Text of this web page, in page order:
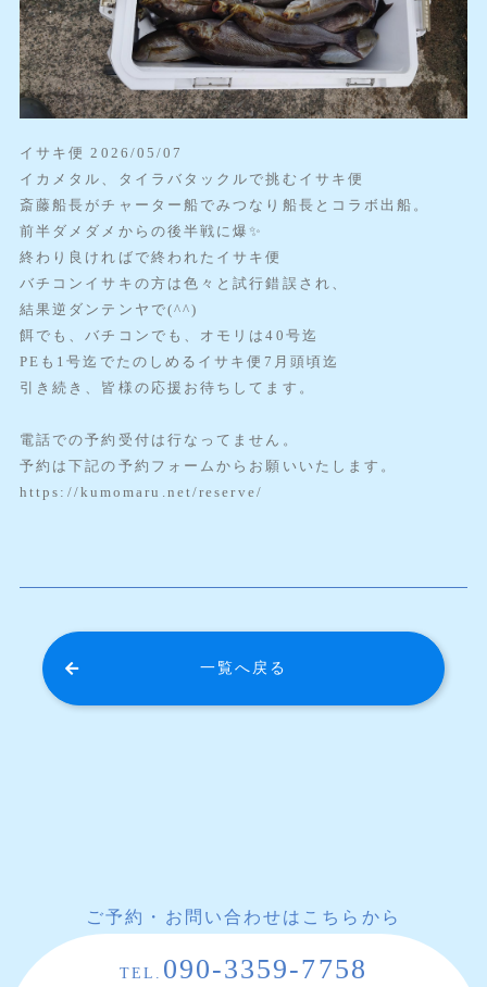
イサキ便 2026/05/07
イカメタル、タイラバタックルで挑むイサキ便
斎藤船長がチャーター船でみつなり船長とコラボ出船。
前半ダメダメからの後半戦に爆✨️
終わり良ければで終われたイサキ便
バチコンイサキの方は色々と試行錯誤され、
結果逆ダンテンヤで(^^)
餌でも、バチコンでも、オモリは40号迄
PEも1号迄でたのしめるイサキ便7月頭頃迄
引き続き、皆様の応援お待ちしてます。
電話での予約受付は行なってません。
予約は下記の予約フォームからお願いいたします。
https://kumomaru.net/reserve/
一覧へ戻る
ご予約・お問い合わせはこちらから
TEL. 090-3359-7758